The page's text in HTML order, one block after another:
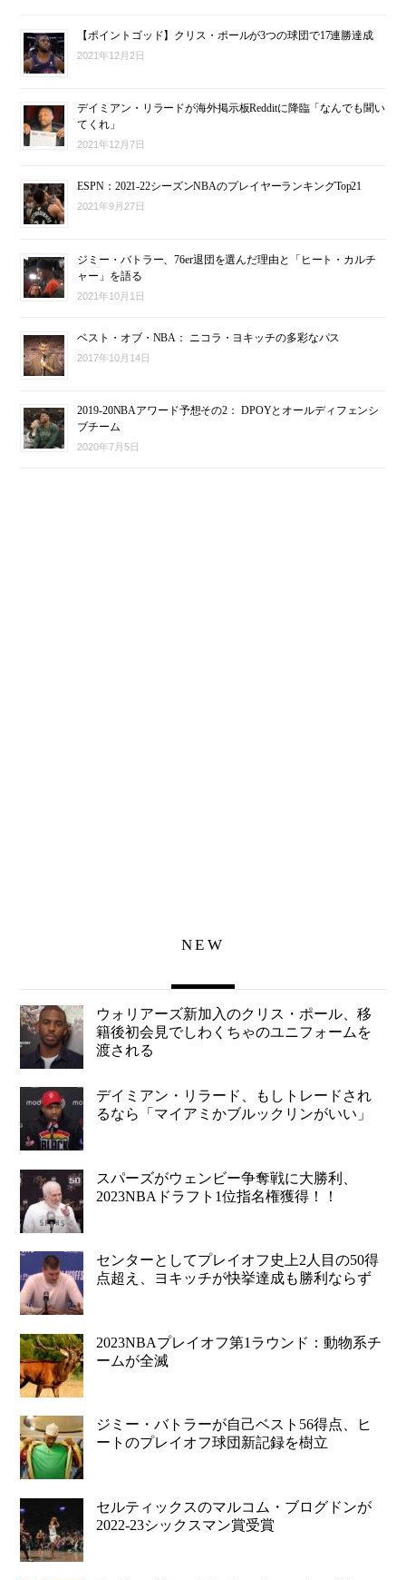
【ポイントゴッド】クリス・ポールが3つの球団で17連勝達成
2021年12月2日
デイミアン・リラードが海外掲示板Redditに降臨「なんでも聞い
てくれ」
2021年12月7日
ESPN：2021-22シーズンNBAのプレイヤーランキングTop21
2021年9月27日
ジミー・バトラー、76er退団を選んだ理由と「ヒート・カルチ
ャー」を語る
2021年10月1日
ベスト・オブ・NBA： ニコラ・ヨキッチの多彩なパス
2017年10月14日
2019-20NBAアワード予想その2： DPOYとオールディフェンシ
ブチーム
2020年7月5日
NEW
ウォリアーズ新加入のクリス・ポール、移
籍後初会見でしわくちゃのユニフォームを
渡される
デイミアン・リラード、もしトレードされ
るなら「マイアミかブルックリンがいい」
スパーズがウェンビー争奪戦に大勝利、
2023NBAドラフト1位指名権獲得！！
センターとしてプレイオフ史上2人目の50得
点超え、ヨキッチが快挙達成も勝利ならず
2023NBAプレイオフ第1ラウンド：動物系チ
ームが全滅
ジミー・バトラーが自己ベスト56得点、ヒ
ートのプレイオフ球団新記録を樹立
セルティックスのマルコム・ブログドンが
2022-23シックスマン賞受賞